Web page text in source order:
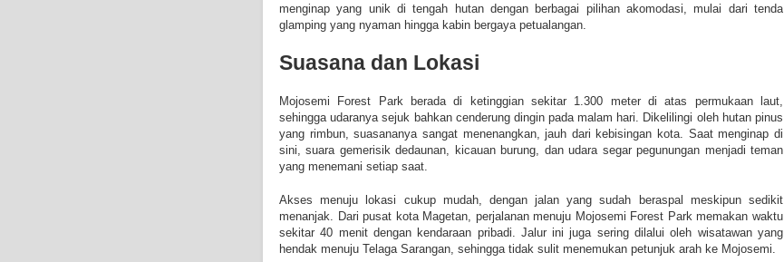
menginap yang unik di tengah hutan dengan berbagai pilihan akomodasi, mulai dari tenda
glamping yang nyaman hingga kabin bergaya petualangan.
Suasana dan Lokasi
Mojosemi Forest Park berada di ketinggian sekitar 1.300 meter di atas permukaan laut,
sehingga udaranya sejuk bahkan cenderung dingin pada malam hari. Dikelilingi oleh hutan pinus
yang rimbun, suasananya sangat menenangkan, jauh dari kebisingan kota. Saat menginap di
sini, suara gemerisik dedaunan, kicauan burung, dan udara segar pegunungan menjadi teman
yang menemani setiap saat.
Akses menuju lokasi cukup mudah, dengan jalan yang sudah beraspal meskipun sedikit
menanjak. Dari pusat kota Magetan, perjalanan menuju Mojosemi Forest Park memakan waktu
sekitar 40 menit dengan kendaraan pribadi. Jalur ini juga sering dilalui oleh wisatawan yang
hendak menuju Telaga Sarangan, sehingga tidak sulit menemukan petunjuk arah ke Mojosemi.